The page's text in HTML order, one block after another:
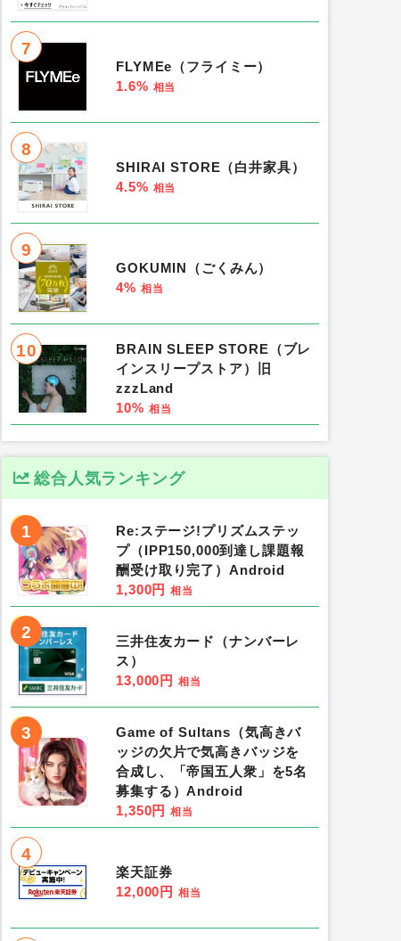
7
FLYMEe（フライミー）
1.6% 相当
8
SHIRAI STORE（白井家具）
4.5% 相当
9
GOKUMIN（ごくみん）
4% 相当
10
BRAIN SLEEP STORE（ブレ
インスリープストア）旧
zzzLand
10% 相当
総合人気ランキング
1
Re:ステージ!プリズムステッ
プ（IPP150,000到達し課題報
酬受け取り完了）Android
1,300円 相当
2
三井住友カード（ナンバーレ
ス）
13,000円 相当
3
Game of Sultans（気高きバ
ッジの欠片で気高きバッジを
合成し、「帝国五人衆」を5名
募集する）Android
1,350円 相当
4
楽天証券
12,000円 相当